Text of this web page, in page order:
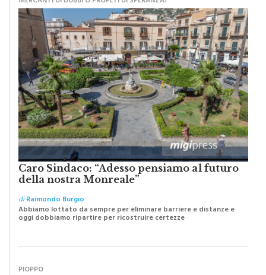
Caro Sindaco: “Adesso pensiamo al futuro
della nostra Monreale”
diRaimondo Burgio
Abbiamo lottato da sempre per eliminare barriere e distanze e
oggi dobbiamo ripartire per ricostruire certezze
PIOPPO